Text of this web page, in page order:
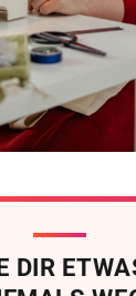
DIR